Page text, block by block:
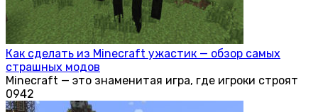
Как сделать из Minecraft ужастик — обзор самых
страшных модов
Minecraft — это знаменитая игра, где игроки строят
0942